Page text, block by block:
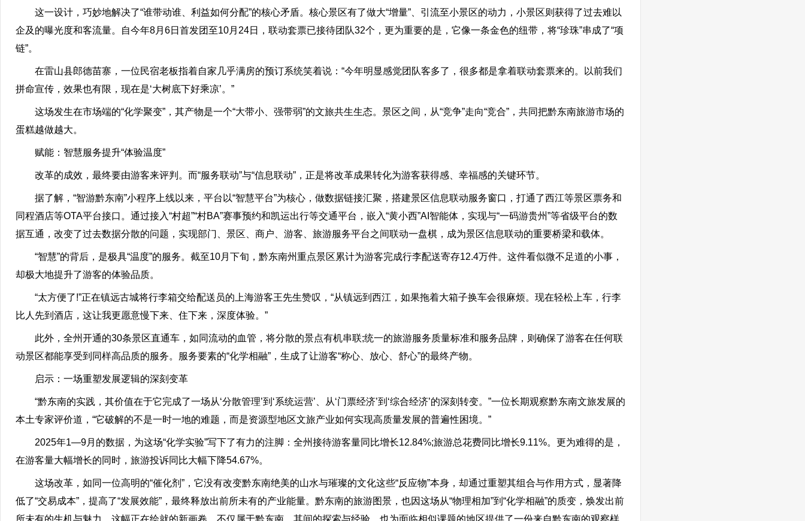
这一设计，巧妙地解决了“谁带动谁、利益如何分配”的核心矛盾。核心景区有了做大“增量”、引流至小景区的动力，小景区则获得了过去难以
企及的曝光度和客流量。自今年8月6日首发团至10月24日，联动套票已接待团队32个，更为重要的是，它像一条金色的纽带，将“珍珠”串成了“项
链”。
在雷山县郎德苗寨，一位民宿老板指着自家几乎满房的预订系统笑着说：“今年明显感觉团队客多了，很多都是拿着联动套票来的。以前我们
拼命宣传，效果也有限，现在是‘大树底下好乘凉’。”
这场发生在市场端的“化学聚变”，其产物是一个“大带小、强带弱”的文旅共生生态。景区之间，从“竞争”走向“竞合”，共同把黔东南旅游市场的
蛋糕越做越大。
赋能：智慧服务提升“体验温度”
改革的成效，最终要由游客来评判。而“服务联动”与“信息联动”，正是将改革成果转化为游客获得感、幸福感的关键环节。
据了解，“智游黔东南”小程序上线以来，平台以“智慧平台”为核心，做数据链接汇聚，搭建景区信息联动服务窗口，打通了西江等景区票务和
同程酒店等OTA平台接口。通过接入“村超”“村BA”赛事预约和凯运出行等交通平台，嵌入“黄小西”AI智能体，实现与“一码游贵州”等省级平台的数
据互通，改变了过去数据分散的问题，实现部门、景区、商户、游客、旅游服务平台之间联动一盘棋，成为景区信息联动的重要桥梁和载体。
“智慧”的背后，是极具“温度”的服务。截至10月下旬，黔东南州重点景区累计为游客完成行李配送寄存12.4万件。这件看似微不足道的小事，
却极大地提升了游客的体验品质。
“太方便了!”正在镇远古城将行李箱交给配送员的上海游客王先生赞叹，“从镇远到西江，如果拖着大箱子换车会很麻烦。现在轻松上车，行李
比人先到酒店，这让我更愿意慢下来、住下来，深度体验。”
此外，全州开通的30条景区直通车，如同流动的血管，将分散的景点有机串联;统一的旅游服务质量标准和服务品牌，则确保了游客在任何联
动景区都能享受到同样高品质的服务。服务要素的“化学相融”，生成了让游客“称心、放心、舒心”的最终产物。
启示：一场重塑发展逻辑的深刻变革
“黔东南的实践，其价值在于它完成了一场从‘分散管理’到‘系统运营’、从‘门票经济’到‘综合经济’的深刻转变。”一位长期观察黔东南文旅发展的
本土专家评价道，“它破解的不是一时一地的难题，而是资源型地区文旅产业如何实现高质量发展的普遍性困境。”
2025年1—9月的数据，为这场“化学实验”写下了有力的注脚：全州接待游客量同比增长12.84%;旅游总花费同比增长9.11%。更为难得的是，
在游客量大幅增长的同时，旅游投诉同比大幅下降54.67%。
这场改革，如同一位高明的“催化剂”，它没有改变黔东南绝美的山水与璀璨的文化这些“反应物”本身，却通过重塑其组合与作用方式，显著降
低了“交易成本”，提高了“发展效能”，最终释放出前所未有的产业能量。黔东南的旅游图景，也因这场从“物理相加”到“化学相融”的质变，焕发出前
所未有的生机与魅力。这幅正在绘就的新画卷，不仅属于黔东南，其间的探索与经验，也为面临相似课题的地区提供了一份来自黔东南的观察样